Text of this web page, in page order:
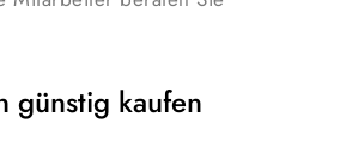
günstig kaufen